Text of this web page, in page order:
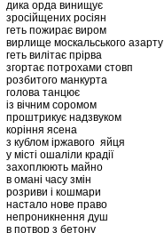
дика орда винищує
зросійщених росіян
геть пожирає виром
вирлище москальського азарту
геть вилітає прірва
згортає потрохами стовп
розбитого манкурта
голова танцює
із вічним соромом
проштрикує надзвуком
коріння ясена
з кублом іржавого яйця
у місті ошаліли крадії
захоплюють майно
в омані часу змін
розриви і кошмари
настало нове право
непроникнення душ
в потвор з бетону